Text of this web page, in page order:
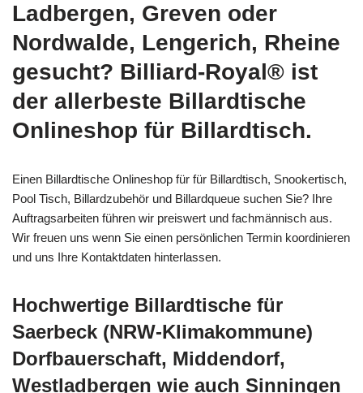
Ladbergen, Greven oder
Nordwalde, Lengerich, Rheine
gesucht? Billiard-Royal® ist
der allerbeste Billardtische
Onlineshop für Billardtisch.
Einen Billardtische Onlineshop für für Billardtisch, Snookertisch,
Pool Tisch, Billardzubehör und Billardqueue suchen Sie? Ihre
Auftragsarbeiten führen wir preiswert und fachmännisch aus.
Wir freuen uns wenn Sie einen persönlichen Termin koordinieren
und uns Ihre Kontaktdaten hinterlassen.
Hochwertige Billardtische für
Saerbeck (NRW-Klimakommune)
Dorfbauerschaft, Middendorf,
Westladbergen wie auch Sinningen